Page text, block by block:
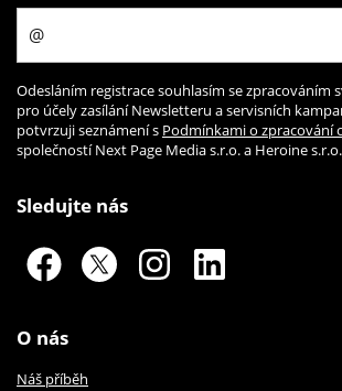
Odesláním registrace souhlasím se zpracováním
pro účely zasílání Newsletteru a servisních
potvrzuji seznámení s Podmínkami o zpracování
společností Next Page Media s.r.o. a Heroine s.r.o.
Sledujte nás
O nás
Náš příběh